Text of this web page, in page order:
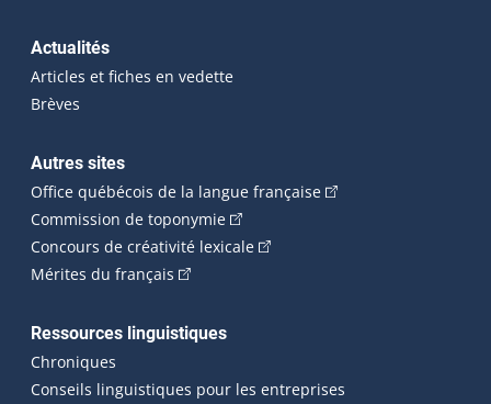
Actualités
Articles et fiches en vedette
Brèves
Autres sites
Office québécois de la langue française(Cet hyperlien
Commission de toponymie(Cet hyperlien externe s'ouvrira
Concours de créativité lexicale(Cet hyperlien externe
Mérites du français (Cet hyperlien externe s'ouvrira dans une
Ressources linguistiques
Chroniques
Conseils linguistiques pour les entreprises